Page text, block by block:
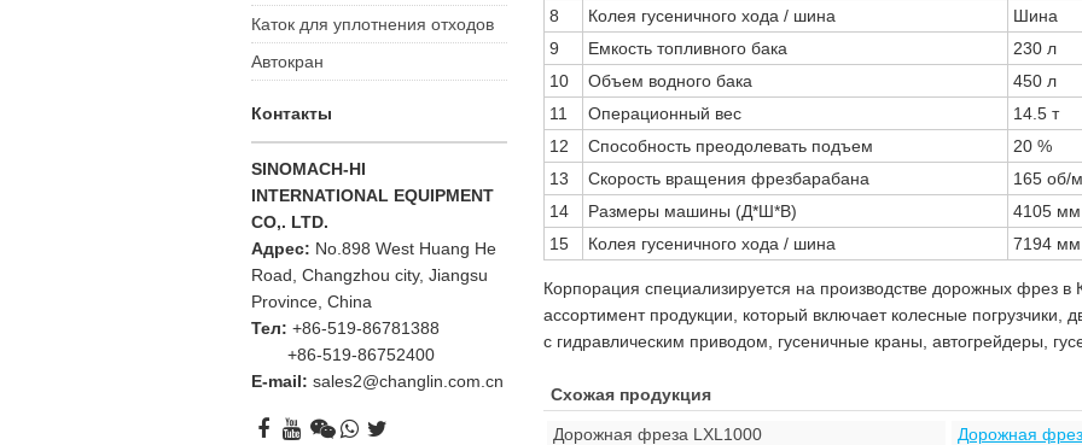
8
Колея гусеничного хода / шина
Шина
9
Емкость топливного бака
230 л
10
Объем водного бака
450 л
11
Операционный вес
14.5 т
12
Способность преодолевать подъем
20 %
13
Скорость вращения фрезбарабана
165 об/
14
Размеры машины (Д*Ш*В)
4105
15
Колея гусеничного хода / шина 7194
Корпорация специализируется на производстве дорожных фрез в
ассортимент продукции, который включает колесные погрузчики,
с гидравлическим приводом, гусеничные краны, автогрейдеры,
Схожая продукция
Дорожная фреза LXL1000 Дорожная
Каток для уплотнения отходов
Автокран
Контакты
SINOMACH-HI
INTERNATIONAL EQUIPMENT
CO,. LTD.
Адрес: No.898 West Huang He
Road, Changzhou city, Jiangsu
Province, China
Тел: +86-519-86781388
+86-519-86752400
E-mail:sales2@changlin.com.cn